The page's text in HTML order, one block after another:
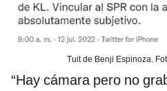
Tuit de Benji Espinoza.
“Hay cámara pero no